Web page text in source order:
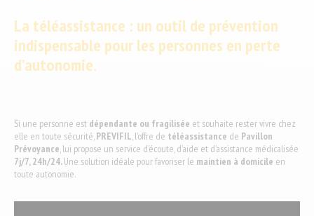
La téléassistance : un outil de prévention
indispensable pour les personnes en perte
d’autonomie.
Si une personne est dépendante ou fragilisée et souhaite rester vivre chez
elle en toute sécurité,PREVIFIL, l’offre de téléassistance de Pavillon
Prévoyance, lui propose un service d’écoute, d’aide et d’assistance médicalisée
7j/7, 24h/24.Une solution idéale pour favoriser le maintien à domicile en
toute autonomie.